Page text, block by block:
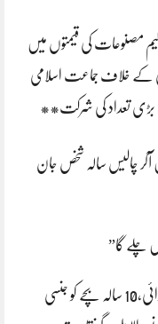
مصنوعات کی قیمتوں میں
کے خلاف جماعت اسلامی
کی بڑی تعداد کی شرکت**
آکر چالیس سالہ شخص جان
چلے گا”
جہلم پولیس کی کارروائی،10 سالہ بچے کو جنسی